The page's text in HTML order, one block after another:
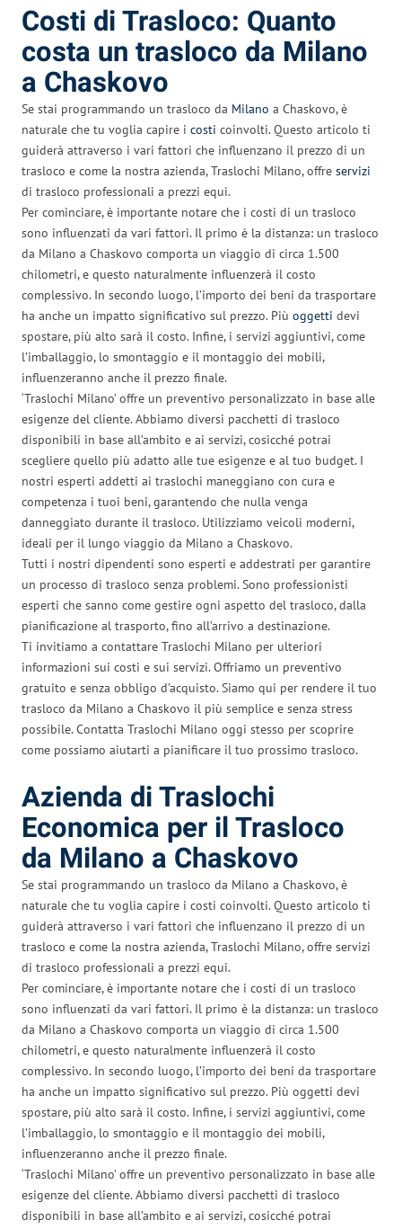
Costi di Trasloco: Quanto
costa un trasloco da Milano
a Chaskovo
Se stai programmando un trasloco da Milano a Chaskovo, è
naturale che tu voglia capire i costi coinvolti. Questo articolo ti
guiderà attraverso i vari fattori che influenzano il prezzo di un
trasloco e come la nostra azienda, Traslochi Milano, offre servizi
di trasloco professionali a prezzi equi.
Per cominciare, è importante notare che i costi di un trasloco
sono influenzati da vari fattori. Il primo è la distanza: un trasloco
da Milano a Chaskovo comporta un viaggio di circa 1.500
chilometri, e questo naturalmente influenzerà il costo
complessivo. In secondo luogo, l’importo dei beni da trasportare
ha anche un impatto significativo sul prezzo. Più oggetti devi
spostare, più alto sarà il costo. Infine, i servizi aggiuntivi, come
l’imballaggio, lo smontaggio e il montaggio dei mobili,
influenzeranno anche il prezzo finale.
‘Traslochi Milano’ offre un preventivo personalizzato in base alle
esigenze del cliente. Abbiamo diversi pacchetti di trasloco
disponibili in base all’ambito e ai servizi, cosicché potrai
scegliere quello più adatto alle tue esigenze e al tuo budget. I
nostri esperti addetti ai traslochi maneggiano con cura e
competenza i tuoi beni, garantendo che nulla venga
danneggiato durante il trasloco. Utilizziamo veicoli moderni,
ideali per il lungo viaggio da Milano a Chaskovo.
Tutti i nostri dipendenti sono esperti e addestrati per garantire
un processo di trasloco senza problemi. Sono professionisti
esperti che sanno come gestire ogni aspetto del trasloco, dalla
pianificazione al trasporto, fino all’arrivo a destinazione.
Ti invitiamo a contattare Traslochi Milano per ulteriori
informazioni sui costi e sui servizi. Offriamo un preventivo
gratuito e senza obbligo d’acquisto. Siamo qui per rendere il tuo
trasloco da Milano a Chaskovo il più semplice e senza stress
possibile. Contatta Traslochi Milano oggi stesso per scoprire
come possiamo aiutarti a pianificare il tuo prossimo trasloco.
Azienda di Traslochi
Economica per il Trasloco
da Milano a Chaskovo
Se stai programmando un trasloco da Milano a Chaskovo, è
naturale che tu voglia capire i costi coinvolti. Questo articolo ti
guiderà attraverso i vari fattori che influenzano il prezzo di un
trasloco e come la nostra azienda, Traslochi Milano, offre servizi
di trasloco professionali a prezzi equi.
Per cominciare, è importante notare che i costi di un trasloco
sono influenzati da vari fattori. Il primo è la distanza: un trasloco
da Milano a Chaskovo comporta un viaggio di circa 1.500
chilometri, e questo naturalmente influenzerà il costo
complessivo. In secondo luogo, l’importo dei beni da trasportare
ha anche un impatto significativo sul prezzo. Più oggetti devi
spostare, più alto sarà il costo. Infine, i servizi aggiuntivi, come
l’imballaggio, lo smontaggio e il montaggio dei mobili,
influenzeranno anche il prezzo finale.
‘Traslochi Milano’ offre un preventivo personalizzato in base alle
esigenze del cliente. Abbiamo diversi pacchetti di trasloco
disponibili in base all’ambito e ai servizi, cosicché potrai